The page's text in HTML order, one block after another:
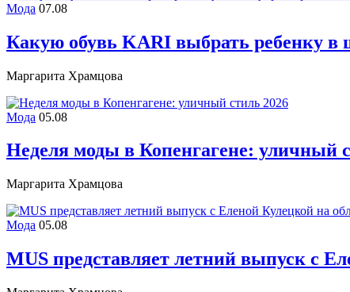
Мода 07.08
Какую обувь KARI выбрать ребенку в
Маргарита Храмцова
Мода 05.08
Неделя моды в Копенгагене: уличный
Маргарита Храмцова
Мода 05.08
MUS представляет летний выпуск с